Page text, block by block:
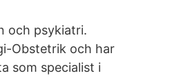
och psykiatri.
Obstetrik och har
som specialist i